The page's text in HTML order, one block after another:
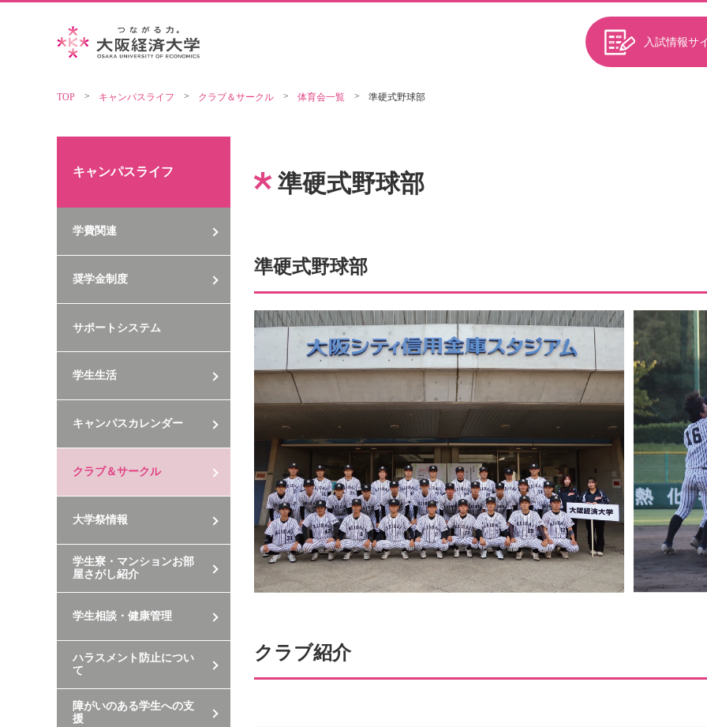
入試情報サ
TOP キャンパスライフ クラブ＆サークル 体育会一覧 準硬式野球部
準硬式野球部
準硬式野球部
クラブ紹介
キャンパスライフ
学費関連
奨学金制度
サポートシステム
学生生活
キャンパスカレンダー
クラブ＆サークル
大学祭情報
学生寮・マンションお部
屋さがし紹介
学生相談・健康管理
ハラスメント防止につい
て
障がいのある学生への支
援